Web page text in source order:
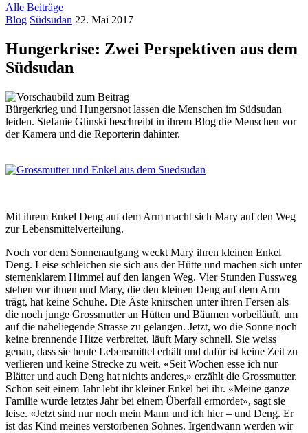
Alle Beiträge
Blog Südsudan 22. Mai 2017
Hungerkrise: Zwei Perspektiven aus dem
Südsudan
Bürgerkrieg und Hungersnot lassen die Menschen im Südsudan
leiden. Stefanie Glinski beschreibt in ihrem Blog die Menschen vor
der Kamera und die Reporterin dahinter.
Mit ihrem Enkel Deng auf dem Arm macht sich Mary auf den Weg
zur Lebensmittelverteilung.
Noch vor dem Sonnenaufgang weckt Mary ihren kleinen Enkel
Deng. Leise schleichen sie sich aus der Hütte und machen sich unter
sternenklarem Himmel auf den langen Weg. Vier Stunden Fussweg
stehen vor ihnen und Mary, die den kleinen Deng auf dem Arm
trägt, hat keine Schuhe. Die Äste knirschen unter ihren Fersen als
die noch junge Grossmutter an Hütten und Bäumen vorbeiläuft, um
auf die naheliegende Strasse zu gelangen. Jetzt, wo die Sonne noch
keine brennende Hitze verbreitet, läuft Mary schnell. Sie weiss
genau, dass sie heute Lebensmittel erhält und dafür ist keine Zeit zu
verlieren und keine Strecke zu weit. «Seit Wochen esse ich nur
Blätter und auch Deng hat nichts anderes,» erzählt die Grossmutter.
Schon seit einem Jahr lebt ihr kleiner Enkel bei ihr. «Meine ganze
Familie wurde letztes Jahr bei einem Überfall ermordet», sagt sie
leise. «Jetzt sind nur noch mein Mann und ich hier – und Deng. Er
ist das Kind meines verstorbenen Sohnes. Irgendwann werden wir